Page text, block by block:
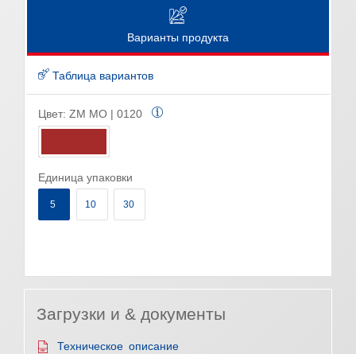
Варианты продукта
Таблица вариантов
Цвет: ZM MO | 0120
Единица упаковки
5 10 30
Загрузки и & документы
Техническое описание